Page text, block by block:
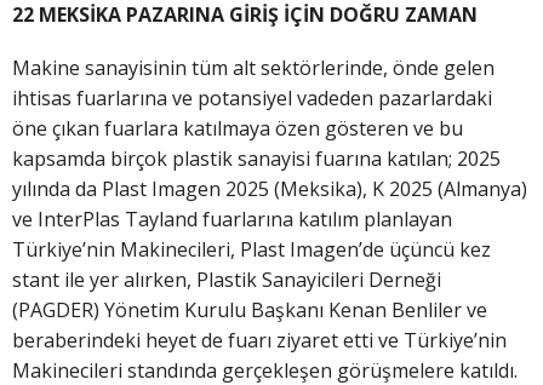
22 MEKSİKA PAZARINA GİRİŞ İÇİN DOĞRU ZAMAN
Makine sanayisinin tüm alt sektörlerinde, önde gelen
ihtisas fuarlarına ve potansiyel vadeden pazarlardaki
öne çıkan fuarlara katılmaya özen gösteren ve bu
kapsamda birçok plastik sanayisi fuarına katılan; 2025
yılında da Plast Imagen 2025 (Meksika), K 2025 (Almanya)
ve InterPlas Tayland fuarlarına katılım planlayan
Türkiye’nin Makinecileri, Plast Imagen’de üçüncü kez
stant ile yer alırken, Plastik Sanayicileri Derneği
(PAGDER) Yönetim Kurulu Başkanı Kenan Benliler ve
beraberindeki heyet de fuarı ziyaret etti ve Türkiye’nin
Makinecileri standında gerçekleşen görüşmelere katıldı.